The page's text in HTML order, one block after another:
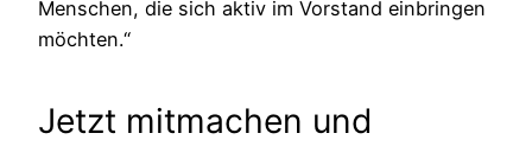
Menschen, die sich aktiv im Vorstand einbringen
möchten.“
Jetzt mitmachen und